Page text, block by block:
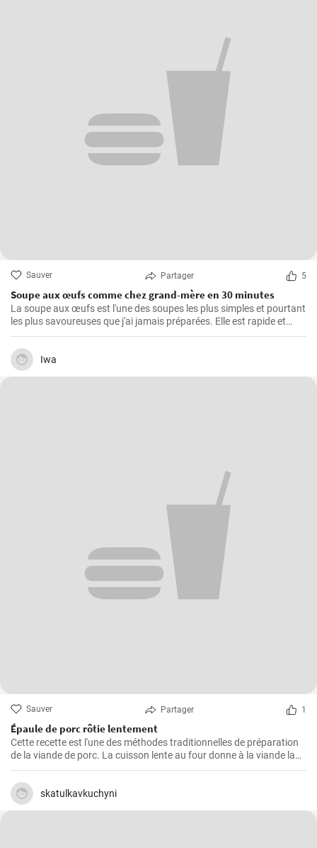
Sauver Partager 5
Soupe aux œufs comme chez grand-mère en 30 minutes
La soupe aux œufs est l'une des soupes les plus simples et pourtant
les plus savoureuses que j'ai jamais préparées. Elle est rapide et
facile à préparer, saine et riche en protéines. J'ai appris cette recette
de ma grand-mère et l'ai depuis cuisinée un nombre incalculable de
fois pour le plus grand plaisir de ma famille. Les principaux
ingrédients sont bien sûr les œufs, auxquels s'ajoutent de
Iwa
Sauver Partager 1
Épaule de porc rôtie lentement
Cette recette est l'une des méthodes traditionnelles de préparation
de la viande de porc. La cuisson lente au four donne à la viande la
possibilité de devenir tendre et juteuse, en lui procurant des saveurs
merveilleuses et épicées. La viande est excellente à consommer
avec de la sauce, de la purée de pommes de terre ou des légumes
grillés. Si vous aimez expérimenter avec les saveurs, ajoutez
skatulkavkuchyni